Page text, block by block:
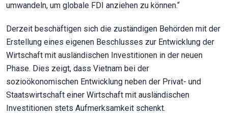
umwandeln, um globale FDI anziehen zu können.“
Derzeit beschäftigen sich die zuständigen Behörden mit der
Erstellung eines eigenen Beschlusses zur Entwicklung der
Wirtschaft mit ausländischen Investitionen in der neuen
Phase. Dies zeigt, dass Vietnam bei der
sozioökonomischen Entwicklung neben der Privat- und
Staatswirtschaft einer Wirtschaft mit ausländischen
Investitionen stets Aufmerksamkeit schenkt.